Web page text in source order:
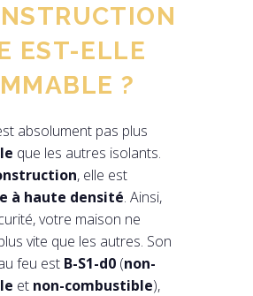
EST-ELLE
?
absolument pas plus
que les autres isolants.
, elle est
à haute densité. Ainsi,
votre maison ne
vite que les autres. Son
feu est B-S1-d0 (non-
et non-combustible),